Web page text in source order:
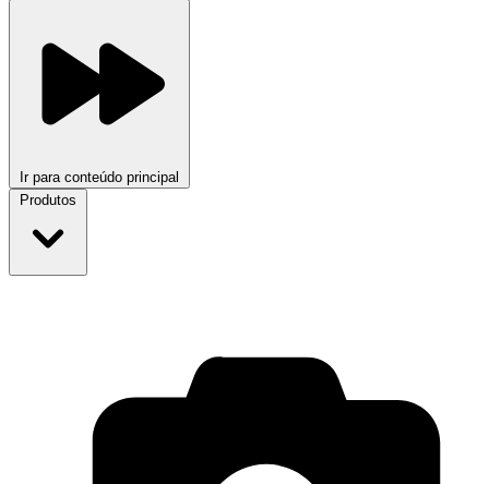
Ir para conteúdo principal
Produtos